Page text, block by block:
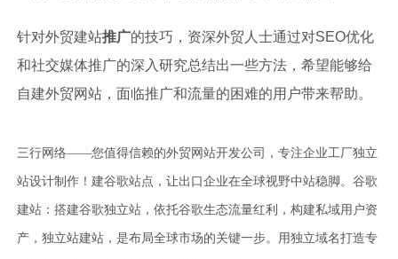
针对外贸建站推广的技巧，资深外贸人士通过对SEO优化
和社交媒体推广的深入研究总结出一些方法，希望能够给
自建外贸网站，面临推广和流量的困难的用户带来帮助。
三行网络——您值得信赖的外贸网站开发公司，专注企业工厂独立
站设计制作！建谷歌站点，让出口企业在全球视野中站稳脚。谷歌
建站：搭建谷歌独立站，依托谷歌生态流量红利，构建私域用户资
产，独立站建站，是布局全球市场的关键一步。用独立域名打造专